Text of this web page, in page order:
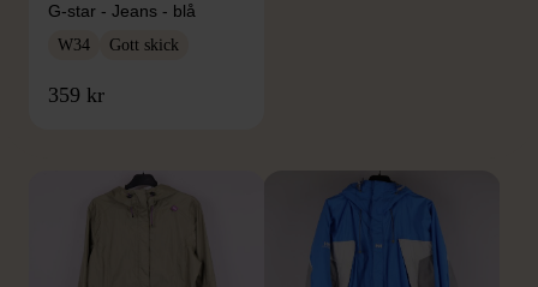
G-star - Jeans - blå
W34 Gott skick
359 kr
FRÅN SAMMA VARUMÄRKE